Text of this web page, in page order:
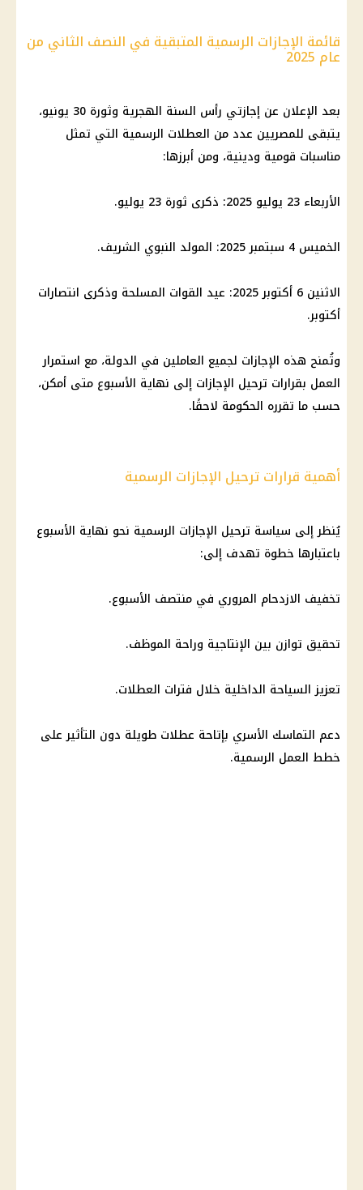
قائمة الإجازات الرسمية المتبقية في النصف الثاني من
عام 2025
بعد الإعلان عن إجازتي رأس السنة الهجرية
وثورة 30 يونيو،
يتبقى للمصريين عدد من العطلات الرسمية التي تمثل
مناسبات قومية ودينية، ومن أبرزها:
الأربعاء 23 يوليو 2025 : ذكرى ثورة 23 يوليو.
الخميس 4 سبتمبر 2025: المولد النبوي الشريف.
الاثنين 6 أكتوبر 2025: عيد القوات المسلحة وذكرى انتصارات
أكتوبر.
وتُمنح هذه الإجازات لجميع العاملين في الدولة، مع استمرار
العمل بقرارات ترحيل الإجازات إلى نهاية الأسبوع متى أمكن،
حسب ما تقرره الحكومة لاحقًا.
أهمية قرارات ترحيل الإجازات الرسمية
يُنظر إلى سياسة ترحيل الإجازات الرسمية نحو نهاية الأسبوع
باعتبارها خطوة تهدف إلى:
تخفيف الازدحام المروري في منتصف الأسبوع.
تحقيق توازن بين الإنتاجية وراحة الموظف.
تعزيز السياحة الداخلية خلال فترات العطلات.
دعم التماسك الأسري بإتاحة عطلات طويلة دون التأثير على
خطط العمل الرسمية.